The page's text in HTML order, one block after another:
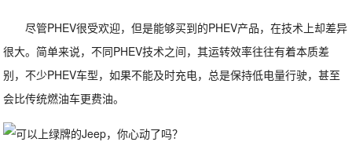
尽管PHEV很受欢迎，但是能够买到的PHEV产品，在技术上却差异
很大。简单来说，不同PHEV技术之间，其运转效率往往有着本质差
别，不少PHEV车型，如果不能及时充电，总是保持低电量行驶，甚至
会比传统燃油车更费油。